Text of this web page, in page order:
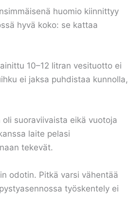
huomio kiinnittyy
hyvä koko: se kattaa
10–12 litran vesituotto ei
ei jaksa puhdistaa kunnolla,
suoraviivaista eikä vuotoja
laite pelasi
tekevät.
odotin. Pitkä varsi vähentää
työskentely ei